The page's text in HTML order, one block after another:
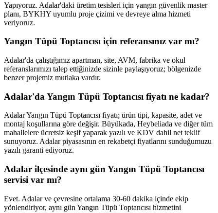
Yapıyoruz. Adalar'daki üretim tesisleri için yangın güvenlik master
planı, BYKHY uyumlu proje çizimi ve devreye alma hizmeti
veriyoruz.
Yangın Tüpü Toptancısı için referansınız var mı?
Adalar'da çalıştığımız apartman, site, AVM, fabrika ve okul
referanslarımızı talep ettiğinizde sizinle paylaşıyoruz; bölgenizde
benzer projemiz mutlaka vardır.
Adalar'da Yangın Tüpü Toptancısı fiyatı ne kadar?
Adalar Yangın Tüpü Toptancısı fiyatı; ürün tipi, kapasite, adet ve
montaj koşullarına göre değişir. Büyükada, Heybeliada ve diğer tüm
mahallelere ücretsiz keşif yaparak yazılı ve KDV dahil net teklif
sunuyoruz. Adalar piyasasının en rekabetçi fiyatlarını sunduğumuzu
yazılı garanti ediyoruz.
Adalar ilçesinde aynı gün Yangın Tüpü Toptancısı
servisi var mı?
Evet. Adalar ve çevresine ortalama 30-60 dakika içinde ekip
yönlendiriyor, aynı gün Yangın Tüpü Toptancısı hizmetini